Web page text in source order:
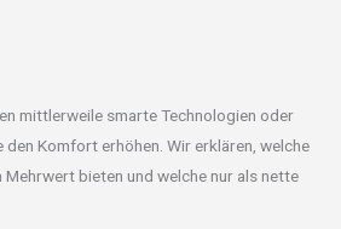
mittlerweile smarte Technologien oder
den Komfort erhöhen. Wir erklären, welche
Mehrwert bieten und welche nur als nette